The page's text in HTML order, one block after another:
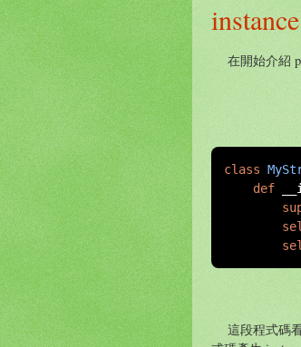
在開始介紹
class
def
這段程式碼